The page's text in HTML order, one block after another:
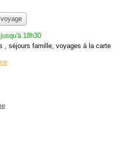
18h30
, séjours famille, voyages à la carte